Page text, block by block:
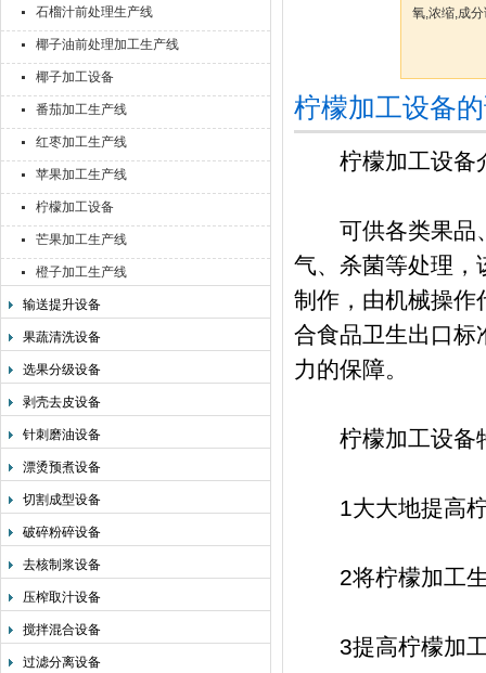
石榴汁前处理生产线
椰子油前处理加工生产线
椰子加工设备
番茄加工生产线
红枣加工生产线
苹果加工生产线
柠檬加工设备
芒果加工生产线
橙子加工生产线
输送提升设备
果蔬清洗设备
选果分级设备
剥壳去皮设备
针刺磨油设备
漂烫预煮设备
切割成型设备
破碎粉碎设备
去核制浆设备
压榨取汁设备
搅拌混合设备
过滤分离设备
氧,浓缩,成
柠檬加工设备
柠檬加工设备
可供各类果品、
气、杀菌等处理，
制作，由机械操作
合食品卫生出口标
力的保障。
柠檬加工设备
1大大地提高柠
2将柠檬加工生
3提高柠檬加工